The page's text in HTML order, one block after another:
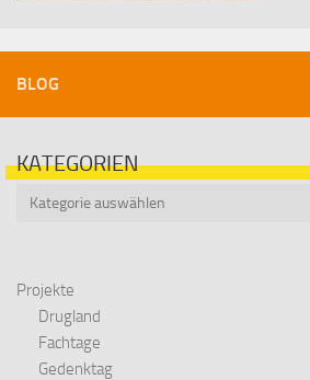
BLOG
KATEGORIEN
Kategorien
Projekte
Drugland
Fachtage
Gedenktag